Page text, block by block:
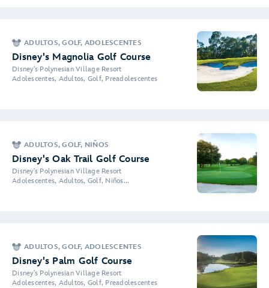
ADULTOS, GOLF, ADOLESCENTES
Disney's Magnolia Golf Course
Disney's Polynesian Village Resort
Adolescentes, Adultos, Golf, Preadolescentes
ADULTOS, GOLF, NIÑOS
Disney's Oak Trail Golf Course
Disney's Polynesian Village Resort
Adolescentes, Adultos, Golf, Niños...
ADULTOS, GOLF, ADOLESCENTES
Disney's Palm Golf Course
Disney's Polynesian Village Resort
Adolescentes, Adultos, Golf, Preadolescentes